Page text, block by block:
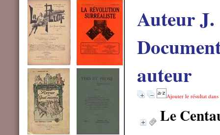
Auteur
auteur
Ajouter le résultat
Le